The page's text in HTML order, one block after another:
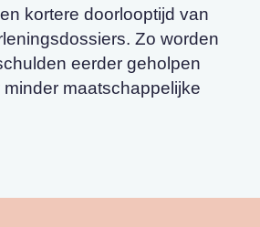
kortere doorlooptijd van
Zo worden
eerder geholpen
maatschappelijke